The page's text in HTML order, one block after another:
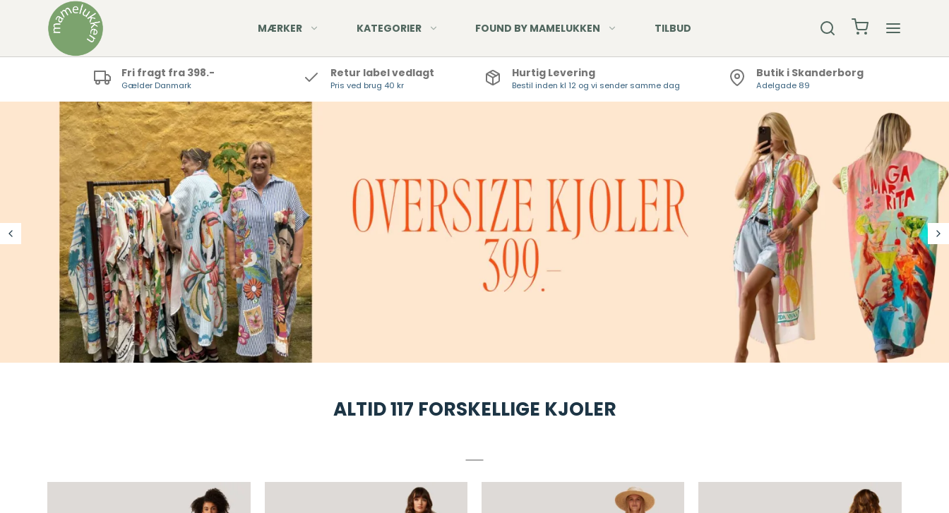
MÆRKER
Nyheder - Pont Neuf
Denim Jeans
bomuld
Toppe
Leggings
KATEGORIER
STRØMPER
TØRKLÆDER
FOUND BY MAMELUKKEN TILBUD
Fri fragt fra 398.-
Gælder Danmark
Retur label vedlagt
Pris ved brug 40 kr
Hurtig Levering
Bestil inden kl 12 og vi sender samme dag
Butik i Skanderborg
Adelgade 89
ALTID 117 FORSKELLIGE KJOLER